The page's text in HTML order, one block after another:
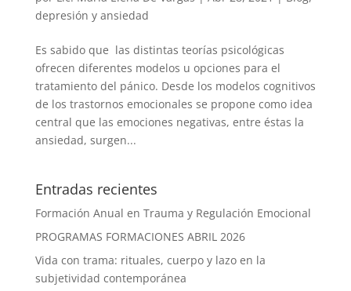
depresión y ansiedad
Es sabido que las distintas teorías psicológicas
ofrecen diferentes modelos u opciones para el
tratamiento del pánico. Desde los modelos cognitivos
de los trastornos emocionales se propone como idea
central que las emociones negativas, entre éstas la
ansiedad, surgen...
Entradas recientes
Formación Anual en Trauma y Regulación Emocional
PROGRAMAS FORMACIONES ABRIL 2026
Vida con trama: rituales, cuerpo y lazo en la
subjetividad contemporánea